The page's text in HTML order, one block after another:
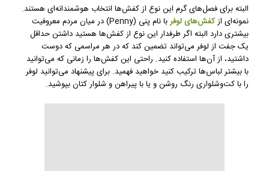
البته برای فصل‌های گرم این نوع از کفش‌ها انتخاب هوشمندانه‌ای هستند.
نمونه‌ای ازکفش‌های لوفر
با نام پنی (Penny) در میان مردم معروفیت
بیشتری دارد البته اگر طرفدار این نوع از کفش‌ها هستید داشتن حداقل
یک جفت از لوفر می‌تواند تضمین کند که در هر مراسمی که دوست
داشتید، از آن‌ها استفاده کنید. راحتی این کفش‌ها را زمانی که می‌توانید
با بیشتر لباس‌ها ترکیب کنید خواهید فهمید. برای پیشنهاد می‌توانید لوفر
را با کت‌وشلواری رنگ روشن و یا با پیراهن و شلوار کتان بپوشید.